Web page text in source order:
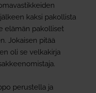
kaksi pakollista
elämän pakolliset
Jokaisen pitää
oli se velkakirja
perustella ja